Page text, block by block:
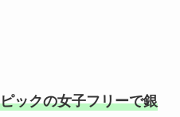
ックの女子フリーで銀